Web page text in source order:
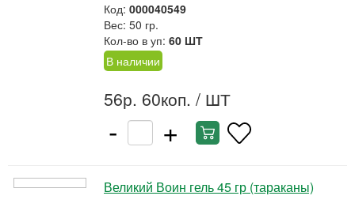
Код: 000040549
Вес: 50 гр.
Кол-во в уп: 60 ШТ
В наличии
56р. 60коп. / ШТ
- +
Великий Воин гель 45 гр (тараканы)